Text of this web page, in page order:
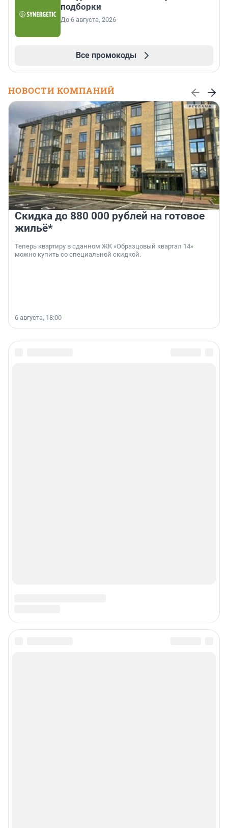
подборки
До 6 августа, 2026
Все промокоды
НОВОСТИ КОМПАНИЙ
Скидка до 880 000 рублей на готовое
жильё*
Теперь квартиру в сданном ЖК «Образцовый квартал 14»
можно купить со специальной скидкой.
6 августа, 18:00